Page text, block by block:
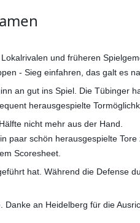
und früheren
- Sieg einfahren, das galt es
an gut ins Spiel. Die
herausgespielte
nicht mehr aus der Hand.
paar schön herausgespielte Tore
Scoresheet.
hat. Während die Defense
an Heidelberg für die